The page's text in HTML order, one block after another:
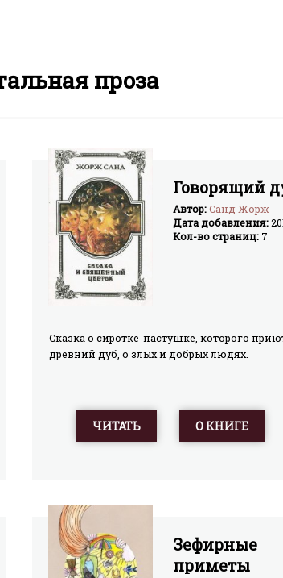
проза
Говорящий
Автор:Санд Жорж
Дата добавления:
Кол-во страниц: 7
Сказка о сиротке-пастушке, которого
древний дуб, о злых и добрых людях.
ЧИТАТЬ О КНИГЕ
Зефирные
приметы